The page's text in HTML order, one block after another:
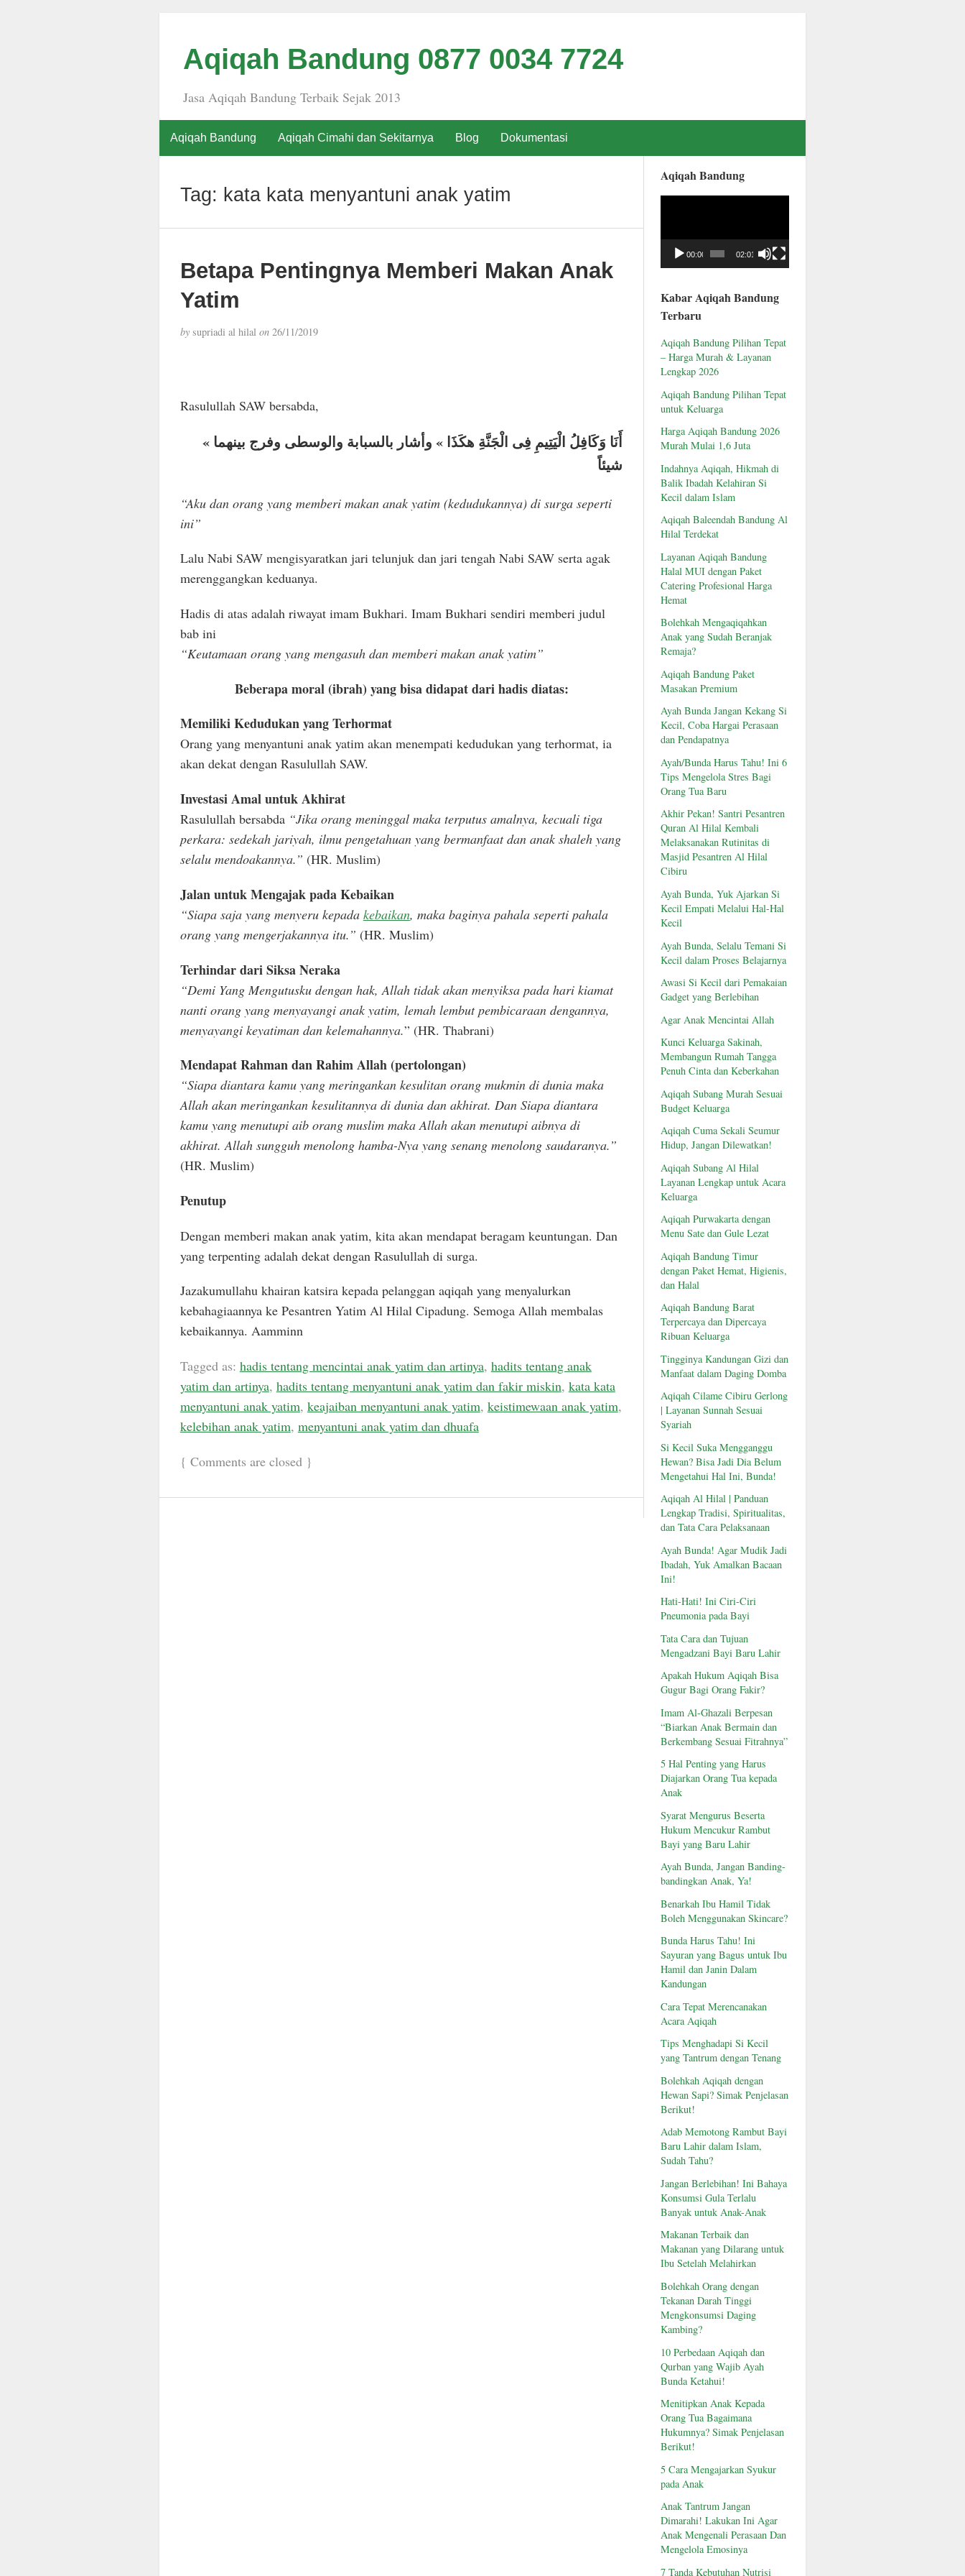
Aqiqah Bandung 0877 0034 7724
Jasa Aqiqah Bandung Terbaik Sejak 2013
Aqiqah Bandung Aqiqah Cimahi dan Sekitarnya Blog Dokumentasi
Tag: kata kata menyantuni anak yatim
Betapa Pentingnya Memberi Makan Anak
Yatim
bysupriadi al hilal on26/11/2019
Rasulullah SAW bersabda,
« أَنَا وَكَافِلُ الْيَتِيمِ فِى الْجَنَّةِ هكَذَا » وأشار بالسبابة والوسطى وفرج بينهما
شيئاً
“Aku dan orang yang memberi makan anak yatim (kedudukannya) di surga seperti
ini”
Lalu Nabi SAW mengisyaratkan jari telunjuk dan jari tengah Nabi SAW serta agak
merenggangkan keduanya.
Hadis di atas adalah riwayat imam Bukhari. Imam Bukhari sendiri memberi judul
bab ini
“Keutamaan orang yang mengasuh dan memberi makan anak yatim”
Beberapa moral (ibrah) yang bisa didapat dari hadis diatas:
Memiliki Kedudukan yang Terhormat
Orang yang menyantuni anak yatim akan menempati kedudukan yang terhormat, ia
akan dekat dengan Rasulullah SAW.
Investasi Amal untuk Akhirat
Rasulullah bersabda “Jika orang meninggal maka terputus amalnya, kecuali tiga
perkara: sedekah jariyah, ilmu pengetahuan yang bermanfaat dan anak shaleh yang
selalu mendoakannya.” (HR. Muslim)
Jalan untuk Mengajak pada Kebaikan
“Siapa saja yang menyeru kepada kebaikan, maka baginya pahala seperti pahala
orang yang mengerjakannya itu.” (HR. Muslim)
Terhindar dari Siksa Neraka
“Demi Yang Mengutusku dengan hak, Allah tidak akan menyiksa pada hari kiamat
nanti orang yang menyayangi anak yatim, lemah lembut pembicaraan dengannya,
menyayangi keyatiman dan kelemahannya.” (HR. Thabrani)
Mendapat Rahman dan Rahim Allah (pertolongan)
“Siapa diantara kamu yang meringankan kesulitan orang mukmin di dunia maka
Allah akan meringankan kesulitannya di dunia dan akhirat. Dan Siapa diantara
kamu yang menutupi aib orang muslim maka Allah akan menutupi aibnya di
akhirat. Allah sungguh menolong hamba-Nya yang senang menolong saudaranya.”
(HR. Muslim)
Penutup
Dengan memberi makan anak yatim, kita akan mendapat beragam keuntungan. Dan
yang terpenting adalah dekat dengan Rasulullah di surga.
Jazakumullahu khairan katsira kepada pelanggan aqiqah yang menyalurkan
kebahagiaannya ke Pesantren Yatim Al Hilal Cipadung. Semoga Allah membalas
kebaikannya. Aamminn
Tagged as: hadis tentang mencintai anak yatim dan artinya, hadits tentang anak
yatim dan artinya, hadits tentang menyantuni anak yatim dan fakir miskin, kata kata
menyantuni anak yatim, keajaiban menyantuni anak yatim, keistimewaan anak yatim,
kelebihan anak yatim, menyantuni anak yatim dan dhuafa
{ Comments are closed}
Aqiqah Bandung
00:00 02:01
Kabar Aqiqah Bandung
Terbaru
Aqiqah Bandung Pilihan Tepat
– Harga Murah & Layanan
Lengkap 2026
Aqiqah Bandung Pilihan Tepat
untuk Keluarga
Harga Aqiqah Bandung 2026
Murah Mulai 1,6 Juta
Indahnya Aqiqah, Hikmah di
Balik Ibadah Kelahiran Si
Kecil dalam Islam
Aqiqah Baleendah Bandung Al
Hilal Terdekat
Layanan Aqiqah Bandung
Halal MUI dengan Paket
Catering Profesional Harga
Hemat
Bolehkah Mengaqiqahkan
Anak yang Sudah Beranjak
Remaja?
Aqiqah Bandung Paket
Masakan Premium
Ayah Bunda Jangan Kekang Si
Kecil, Coba Hargai Perasaan
dan Pendapatnya
Ayah/Bunda Harus Tahu! Ini 6
Tips Mengelola Stres Bagi
Orang Tua Baru
Akhir Pekan! Santri Pesantren
Quran Al Hilal Kembali
Melaksanakan Rutinitas di
Masjid Pesantren Al Hilal
Cibiru
Ayah Bunda, Yuk Ajarkan Si
Kecil Empati Melalui Hal-Hal
Kecil
Ayah Bunda, Selalu Temani Si
Kecil dalam Proses Belajarnya
Awasi Si Kecil dari Pemakaian
Gadget yang Berlebihan
Agar Anak Mencintai Allah
Kunci Keluarga Sakinah,
Membangun Rumah Tangga
Penuh Cinta dan Keberkahan
Aqiqah Subang Murah Sesuai
Budget Keluarga
Aqiqah Cuma Sekali Seumur
Hidup, Jangan Dilewatkan!
Aqiqah Subang Al Hilal
Layanan Lengkap untuk Acara
Keluarga
Aqiqah Purwakarta dengan
Menu Sate dan Gule Lezat
Aqiqah Bandung Timur
dengan Paket Hemat, Higienis,
dan Halal
Aqiqah Bandung Barat
Terpercaya dan Dipercaya
Ribuan Keluarga
Tingginya Kandungan Gizi dan
Manfaat dalam Daging Domba
Aqiqah Cilame Cibiru Gerlong
| Layanan Sunnah Sesuai
Syariah
Si Kecil Suka Mengganggu
Hewan? Bisa Jadi Dia Belum
Mengetahui Hal Ini, Bunda!
Aqiqah Al Hilal | Panduan
Lengkap Tradisi, Spiritualitas,
dan Tata Cara Pelaksanaan
Ayah Bunda! Agar Mudik Jadi
Ibadah, Yuk Amalkan Bacaan
Ini!
Hati-Hati! Ini Ciri-Ciri
Pneumonia pada Bayi
Tata Cara dan Tujuan
Mengadzani Bayi Baru Lahir
Apakah Hukum Aqiqah Bisa
Gugur Bagi Orang Fakir?
Imam Al-Ghazali Berpesan
“Biarkan Anak Bermain dan
Berkembang Sesuai Fitrahnya”
5 Hal Penting yang Harus
Diajarkan Orang Tua kepada
Anak
Syarat Mengurus Beserta
Hukum Mencukur Rambut
Bayi yang Baru Lahir
Ayah Bunda, Jangan Banding-
bandingkan Anak, Ya!
Benarkah Ibu Hamil Tidak
Boleh Menggunakan Skincare?
Bunda Harus Tahu! Ini
Sayuran yang Bagus untuk Ibu
Hamil dan Janin Dalam
Kandungan
Cara Tepat Merencanakan
Acara Aqiqah
Tips Menghadapi Si Kecil
yang Tantrum dengan Tenang
Bolehkah Aqiqah dengan
Hewan Sapi? Simak Penjelasan
Berikut!
Adab Memotong Rambut Bayi
Baru Lahir dalam Islam,
Sudah Tahu?
Jangan Berlebihan! Ini Bahaya
Konsumsi Gula Terlalu
Banyak untuk Anak-Anak
Makanan Terbaik dan
Makanan yang Dilarang untuk
Ibu Setelah Melahirkan
Bolehkah Orang dengan
Tekanan Darah Tinggi
Mengkonsumsi Daging
Kambing?
10 Perbedaan Aqiqah dan
Qurban yang Wajib Ayah
Bunda Ketahui!
Menitipkan Anak Kepada
Orang Tua Bagaimana
Hukumnya? Simak Penjelasan
Berikut!
5 Cara Mengajarkan Syukur
pada Anak
Anak Tantrum Jangan
Dimarahi! Lakukan Ini Agar
Anak Mengenali Perasaan Dan
Mengelola Emosinya
7 Tanda Kebutuhan Nutrisi